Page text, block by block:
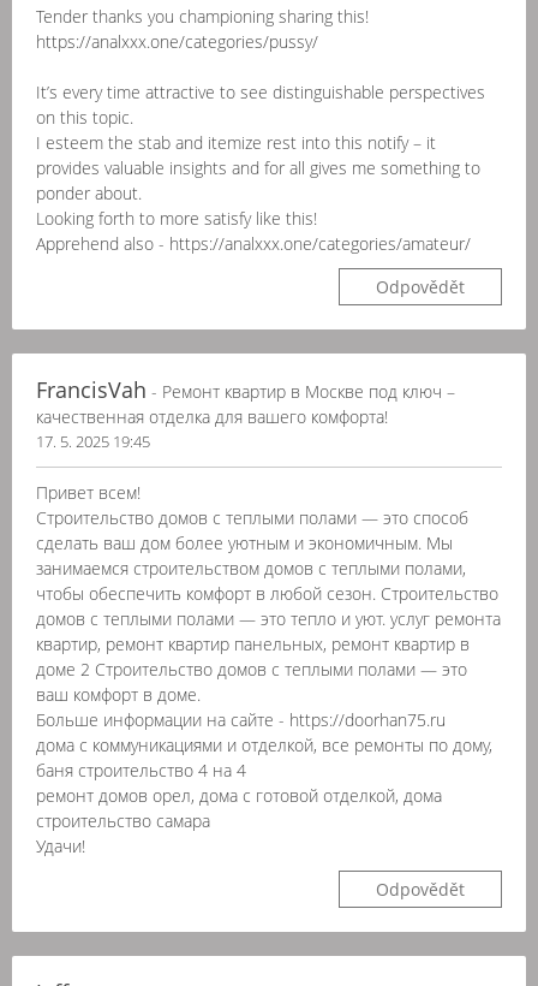
Tender thanks you championing sharing this!
https://analxxx.one/categories/pussy/
It’s every time attractive to see distinguishable perspectives
on this topic.
I esteem the stab and itemize rest into this notify – it
provides valuable insights and for all gives me something to
ponder about.
Looking forth to more satisfy like this!
Apprehend also - https://analxxx.one/categories/amateur/
Odpovědět
FrancisVah - Ремонт квартир в Москве под ключ –
качественная отделка для вашего комфорта!
17. 5. 2025 19:45
Привет всем!
Строительство домов с теплыми полами — это способ
сделать ваш дом более уютным и экономичным. Мы
занимаемся строительством домов с теплыми полами,
чтобы обеспечить комфорт в любой сезон. Строительство
домов с теплыми полами — это тепло и уют. услуг ремонта
квартир, ремонт квартир панельных, ремонт квартир в
доме 2 Строительство домов с теплыми полами — это
ваш комфорт в доме.
Больше информации на сайте - https://doorhan75.ru
дома с коммуникациями и отделкой, все ремонты по дому,
баня строительство 4 на 4
ремонт домов орел, дома с готовой отделкой, дома
строительство самара
Удачи!
Odpovědět